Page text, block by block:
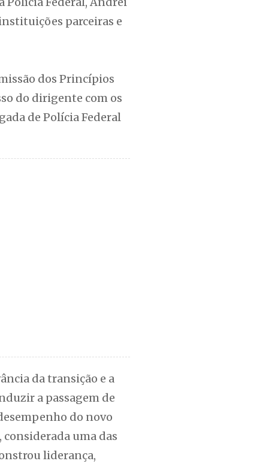
parceiras e
dos Princípios
do dirigente com os
de Polícia Federal
da transição e a
a passagem de
do novo
uma das
liderança,